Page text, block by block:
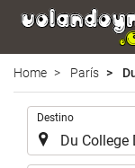
Home París
Destino